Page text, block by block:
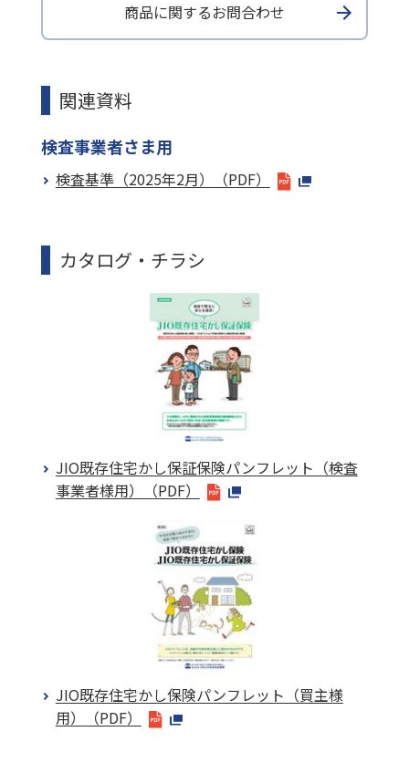
商品に関するお問合わせ
関連資料
検査事業者さま用
検査基準（2025年2月）（PDF）
カタログ・チラシ
JIO既存住宅かし保証保険パンフレット（検査
事業者様用）（PDF）
JIO既存住宅かし保険パンフレット（買主様
用）（PDF）